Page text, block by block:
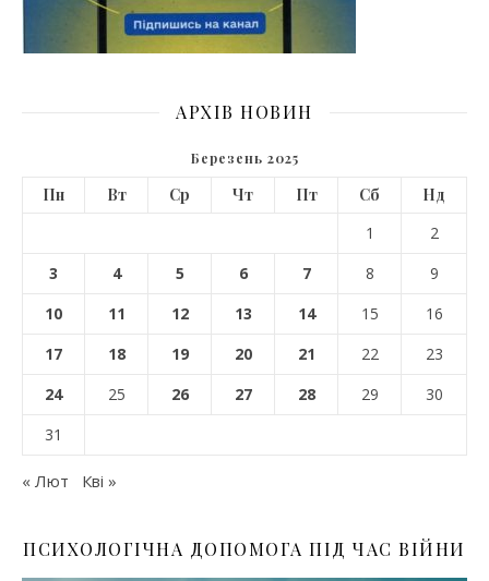
АРХІВ НОВИН
Березень 2025
Пн Вт Ср Чт Пт Сб
Нд
1
2
3
4 5 6 7 8
9
10
11 12 13 14 15
16
17
18 19 20 21 22
23
24
25 26 27 28 29
30
31
« Лют Кві »
ПСИХОЛОГІЧНА ДОПОМОГА ПІД ЧАС ВІЙНИ